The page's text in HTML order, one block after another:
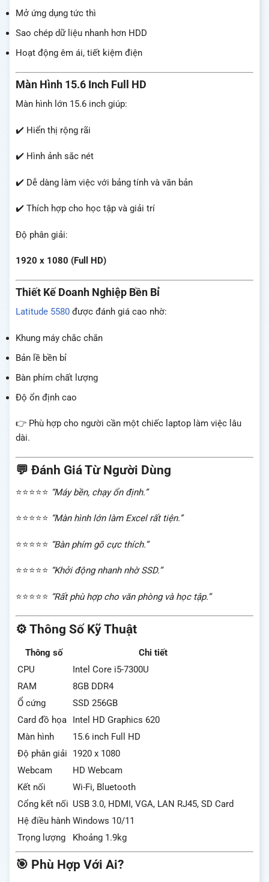
Mở ứng dụng tức thì
Sao chép dữ liệu nhanh hơn HDD
Hoạt động êm ái, tiết kiệm điện
Màn Hình 15.6 Inch Full HD
Màn hình lớn 15.6 inch giúp:
✔️ Hiển thị rộng rãi
✔️ Hình ảnh sắc nét
✔️ Dễ dàng làm việc với bảng tính và văn bản
✔️ Thích hợp cho học tập và giải trí
Độ phân giải:
1920 x 1080 (Full HD)
Thiết Kế Doanh Nghiệp Bền Bỉ
Latitude 5580 được đánh giá cao nhờ:
Khung máy chắc chắn
Bản lề bền bỉ
Bàn phím chất lượng
Độ ổn định cao
👉 Phù hợp cho người cần một chiếc laptop làm việc lâu
dài.
💬 Đánh Giá Từ Người Dùng
⭐⭐⭐⭐⭐ “Máy bền, chạy ổn định.”
⭐⭐⭐⭐⭐ “Màn hình lớn làm Excel rất tiện.”
⭐⭐⭐⭐⭐ “Bàn phím gõ cực thích.”
⭐⭐⭐⭐⭐ “Khởi động nhanh nhờ SSD.”
⭐⭐⭐⭐⭐ “Rất phù hợp cho văn phòng và học tập.”
⚙️ Thông Số Kỹ Thuật
Thông số
Chi tiết
CPU
Intel Core i5-7300U
RAM
8GB DDR4
Ổ cứng
SSD 256GB
Card đồ họa
Intel HD Graphics 620
Màn hình
15.6 inch Full HD
Độ phân giải
1920 x 1080
Webcam
HD Webcam
Kết nối
Wi-Fi, Bluetooth
Cổng kết nối USB 3.0, HDMI, VGA, LAN RJ45, SD Card
Hệ điều hành Windows 10/11
Trọng lượng
Khoảng 1.9kg
🎯 Phù Hợp Với Ai?